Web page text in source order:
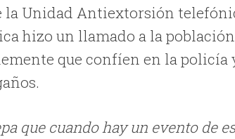
la Unidad Antiextorsión
hizo un llamado a la
que confíen en la policía
que cuando hay un evento de